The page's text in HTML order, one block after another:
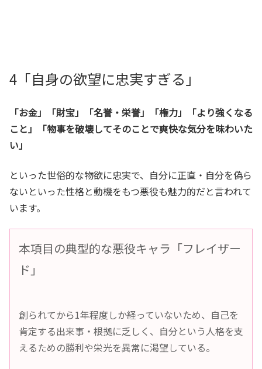
4「自身の欲望に忠実すぎる」
「お金」「財宝」「名誉・栄誉」「権力」「より強くなる
こと」「物事を破壊してそのことで爽快な気分を味わいた
い」
といった世俗的な物欲に忠実で、自分に正直・自分を偽ら
ないといった性格と動機をもつ悪役も魅力的だと言われて
います。
本項目の典型的な悪役キャラ「フレイザー
ド」
創られてから1年程度しか経っていないため、自己を
肯定する出来事・根拠に乏しく、自分という人格を支
えるための勝利や栄光を異常に渇望している。